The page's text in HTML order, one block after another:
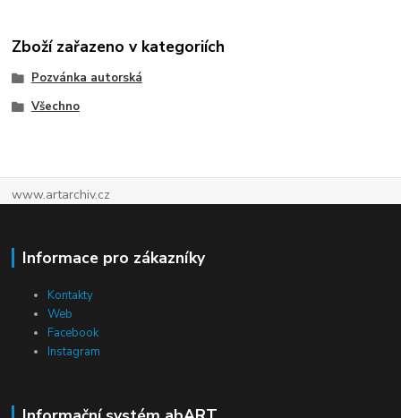
Zboží zařazeno v kategoriích
Pozvánka autorská
Všechno
www.artarchiv.cz
Informace pro zákazníky
Kontakty
Web
Facebook
Instagram